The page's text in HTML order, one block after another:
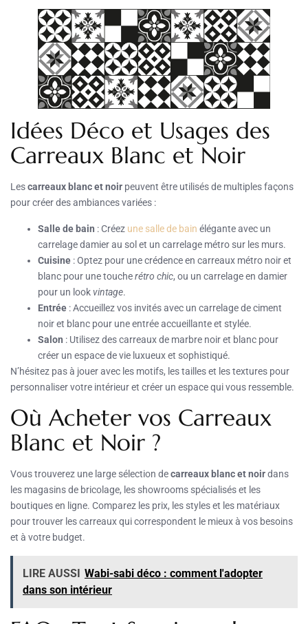
Idées Déco et Usages des
Carreaux Blanc et Noir
Lescarreaux blanc et noir peuvent être utilisés de multiples façons
pour créer des ambiances variées :
Salle de bain : Créez une salle de bain élégante avec un
carrelage damier au sol et un carrelage métro sur les murs.
Cuisine : Optez pour une crédence en carreaux métro noir et
blanc pour une toucherétro chic, ou un carrelage en damier
pour un lookvintage.
Entrée : Accueillez vos invités avec un carrelage de ciment
noir et blanc pour une entrée accueillante et stylée.
Salon : Utilisez des carreaux de marbre noir et blanc pour
créer un espace de vie luxueux et sophistiqué.
N’hésitez pas à jouer avec les motifs, les tailles et les textures pour
personnaliser votre intérieur et créer un espace qui vous ressemble.
Où Acheter vos Carreaux
Blanc et Noir ?
Vous trouverez une large sélection decarreaux blanc et noirdans
les magasins de bricolage, les showrooms spécialisés et les
boutiques en ligne. Comparez les prix, les styles et les matériaux
pour trouver les carreaux qui correspondent le mieux à vos besoins
et à votre budget.
LIRE AUSSI Wabi-sabi déco : comment l'adopter
dans son intérieur